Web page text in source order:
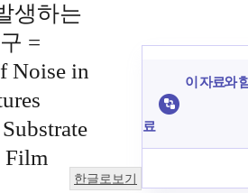
생하는
=
Noise in
Film
한글로보기
이 자료와
료